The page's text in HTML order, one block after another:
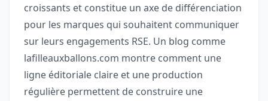
croissants et constitue un axe de différenciation
pour les marques qui souhaitent communiquer
sur leurs engagements RSE. Un blog comme
lafilleauxballons.com montre comment une
ligne éditoriale claire et une production
régulière permettent de construire une